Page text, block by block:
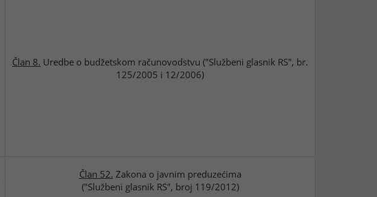
Član 8. Uredbe o budžetskom računovodstvu ("Službeni glasnik RS", br.
125/2005 i 12/2006)
Član 52. Zakona o javnim preduzećima
("Službeni glasnik RS", broj 119/2012)